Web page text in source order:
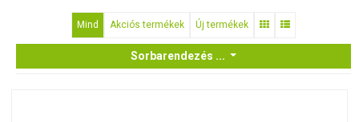
Mind Akciós termékek Új termékek
Sorbarendezés ...